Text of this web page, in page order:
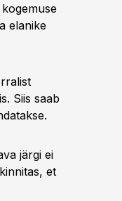
elanike
Siis saab
järgi ei
et